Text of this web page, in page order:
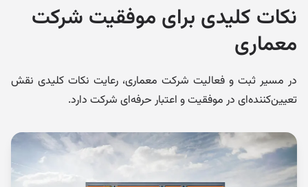
نکات کلیدی برای موفقیت شرکت
معماری
در مسیر ثبت و فعالیت شرکت معماری، رعایت نکات کلیدی نقش
تعیین‌کننده‌ای در موفقیت و اعتبار حرفه‌ای شرکت دارد.